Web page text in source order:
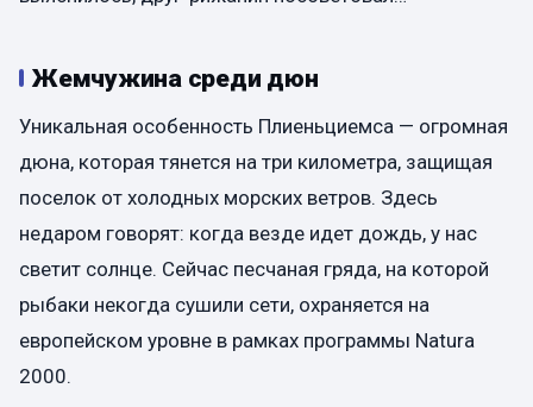
Жемчужина среди дюн
Уникальная особенность Плиеньциемса — огромная
дюна, которая тянется на три километра, защищая
поселок от холодных морских ветров. Здесь
недаром говорят: когда везде идет дождь, у нас
светит солнце. Сейчас песчаная гряда, на которой
рыбаки некогда сушили сети, охраняется на
европейском уровне в рамках программы Natura
2000.